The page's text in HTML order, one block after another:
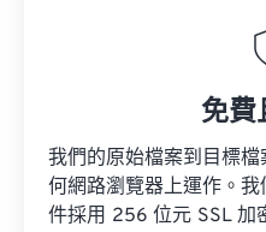
免費
我們的原始檔案到目標
何網路瀏覽器上運作。
件採用 256 位元 SSL 加